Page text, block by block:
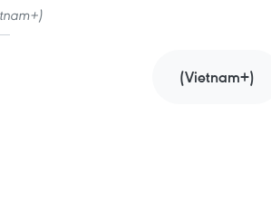
(Vietnam+)